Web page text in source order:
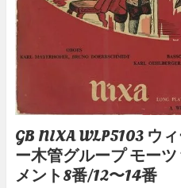
GB NIXA WLP5103 ウ
ー木管グループ モー
メント8番/12〜14番